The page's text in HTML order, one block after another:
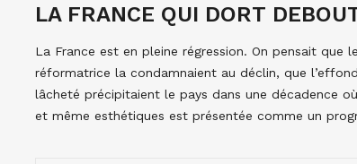
LA FRANCE QUI DORT
La France est en pleine régression. On pensait que
réformatrice la condamnaient au déclin, que
lâcheté précipitaient le pays dans une décadence
et même esthétiques est présentée comme un